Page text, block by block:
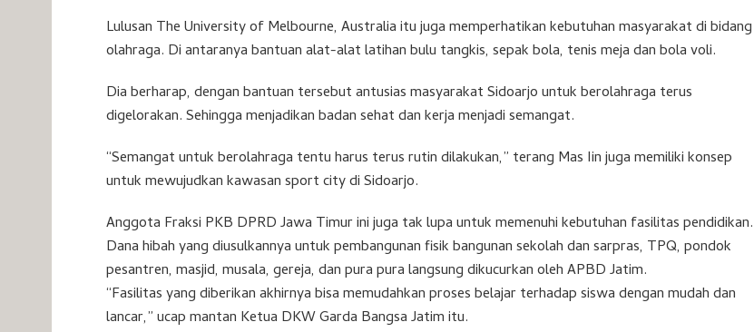
Lulusan The University of Melbourne, Australia itu juga memperhatikan kebutuhan masyarakat di bidang
olahraga. Di antaranya bantuan alat-alat latihan bulu tangkis, sepak bola, tenis meja dan bola voli.
Dia berharap, dengan bantuan tersebut antusias masyarakat Sidoarjo untuk berolahraga terus
digelorakan. Sehingga menjadikan badan sehat dan kerja menjadi semangat.
“Semangat untuk berolahraga tentu harus terus rutin dilakukan,” terang Mas Iin juga memiliki konsep
untuk mewujudkan kawasan sport city di Sidoarjo.
Anggota Fraksi PKB DPRD Jawa Timur ini juga tak lupa untuk memenuhi kebutuhan fasilitas pendidikan.
Dana hibah yang diusulkannya untuk pembangunan fisik bangunan sekolah dan sarpras, TPQ, pondok
pesantren, masjid, musala, gereja, dan pura pura langsung dikucurkan oleh APBD Jatim.
“Fasilitas yang diberikan akhirnya bisa memudahkan proses belajar terhadap siswa dengan mudah dan
lancar,” ucap mantan Ketua DKW Garda Bangsa Jatim itu.